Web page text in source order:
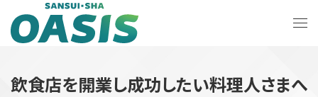
飲食店を開業し成功したい料理人さまへ